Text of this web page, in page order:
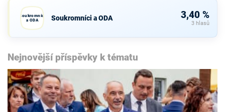
Soukromníci
a ODA
Soukromníci a ODA 3,40 %
3 hlasů
Nejnovější příspěvky k tématu